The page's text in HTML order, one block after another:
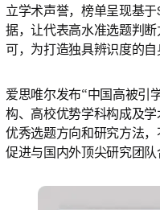
立学术声誉，榜单呈现基
据，让代表高水准选题判
可，为打造独具辨识度的
爱思唯尔发布“中国高被引
构、高校优势学科构成及
优秀选题方向和研究方法
促进与国内外顶尖研究团